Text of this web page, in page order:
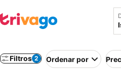
Filtros 2 Ordenar por